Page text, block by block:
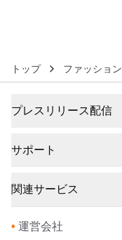
トップ ファッショ
プレスリリース配信
サポート
関連サービス
• 運営会社